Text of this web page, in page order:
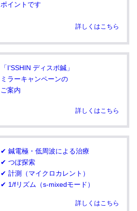
ポイントです
詳しくはこちら
「I’SSHIN ディスポ鍼」
ミラーキャンペーンの
ご案内
詳しくはこちら
✔ 鍼電極・低周波による治療
✔ つぼ探索
✔ 計測（マイクロカレント）
✔ 1/fリズム（s-mixedモード）
詳しくはこちら